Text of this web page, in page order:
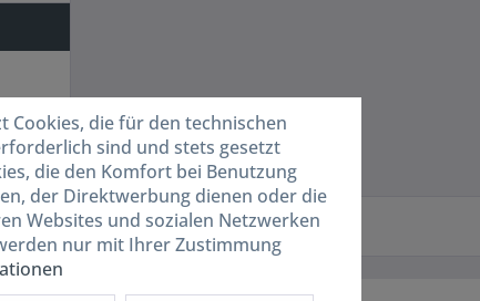
Cookies, die für den technischen
sind und stets gesetzt
die den Komfort bei Benutzung
der Direktwerbung dienen oder die
Websites und sozialen Netzwerken
nur mit Ihrer Zustimmung